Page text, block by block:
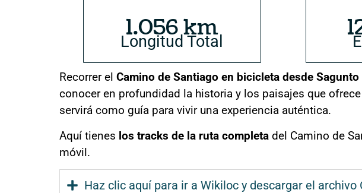
1.056 km
Longitud Total
Recorrer el Camino de Santiago en bicicleta desde Sagunto
conocer en profundidad la historia y los paisajes que
servirá como guía para vivir una experiencia auténtica.
Aquí tienes los tracks de la ruta completa del Camino de
móvil.
Haz clic aquí para ir a Wikiloc y descargar el